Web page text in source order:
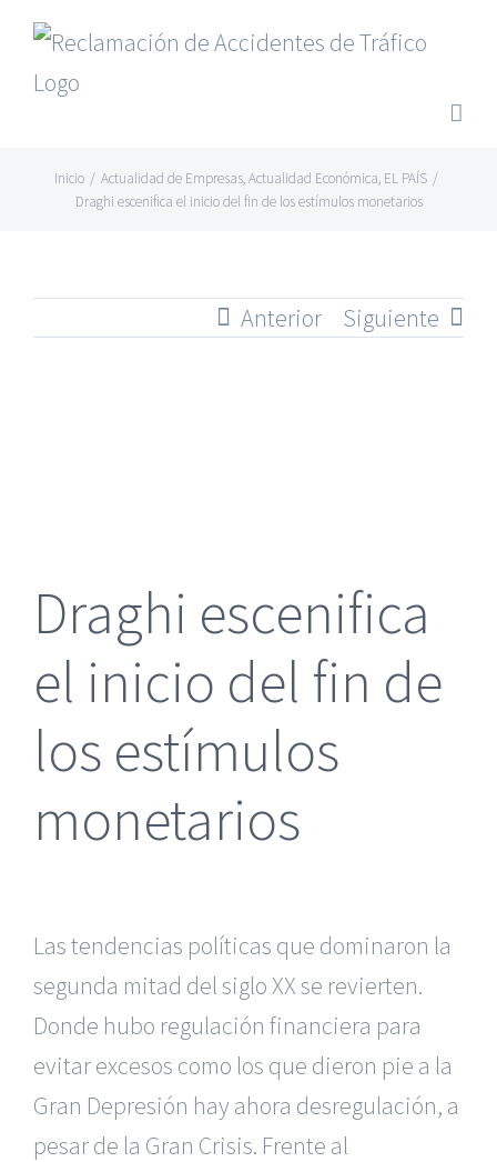
Saltar
contenido
Inicio / Actualidad de Empresas,Actualidad Económica, EL PAÍS /
Draghi escenifica el inicio del fin de los estímulos monetarios
Anterior Siguiente
Draghi escenifica
el inicio del fin de
los estímulos
monetarios
Las tendencias políticas que dominaron la
segunda mitad del siglo XX se revierten.
Donde hubo regulación financiera para
evitar excesos como los que dieron pie a la
Gran Depresión hay ahora desregulación, a
pesar de la Gran Crisis. Frente al